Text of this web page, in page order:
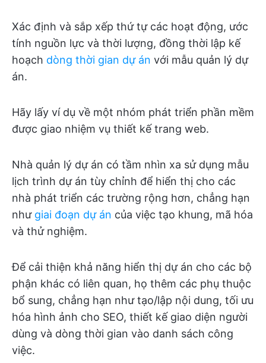
Xác định và sắp xếp thứ tự các hoạt động, ước
tính nguồn lực và thời lượng, đồng thời lập kế
hoạch dòng thời gian dự án với mẫu quản lý dự
án.
Hãy lấy ví dụ về một nhóm phát triển phần mềm
được giao nhiệm vụ thiết kế trang web.
Nhà quản lý dự án có tầm nhìn xa sử dụng mẫu
lịch trình dự án tùy chỉnh để hiển thị cho các
nhà phát triển các trường rộng hơn, chẳng hạn
như giai đoạn dự án của việc tạo khung, mã hóa
và thử nghiệm.
Để cải thiện khả năng hiển thị dự án cho các bộ
phận khác có liên quan, họ thêm các phụ thuộc
bổ sung, chẳng hạn như tạo/lập nội dung, tối ưu
hóa hình ảnh cho SEO, thiết kế giao diện người
dùng và dòng thời gian vào danh sách công
việc.